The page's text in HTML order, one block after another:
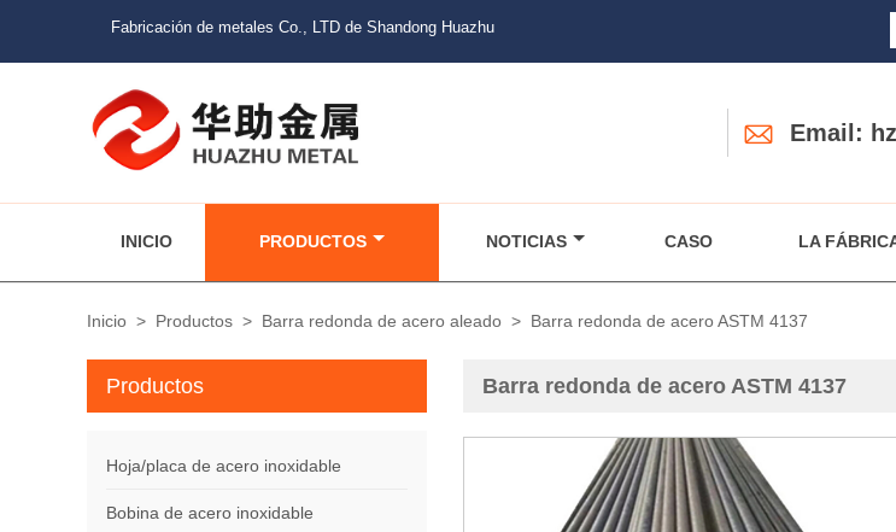
Fabricación de metales Co., LTD de Shandong Huazhu
 Email:
INICIO PRODUCTOS NOTICIAS CASO LA
Inicio > Productos > Barra redonda de acero aleado > Barra redonda de acero ASTM 4137
Barra redonda de acero ASTM 4137
Productos
Hoja/placa de acero inoxidable
Bobina de acero inoxidable